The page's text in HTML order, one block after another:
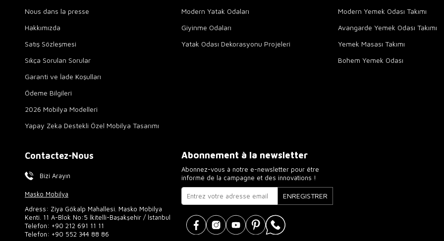
Nous dans la presse
Hakkımızda
Satış Sözleşmesi
Sıkça Sorulan Sorular
Garanti ve İade Koşulları
Ödeme Bilgileri
2026 Mobilya Modelleri
Yapay Zeka Destekli Özel Mobilya Tasarımı
Modern Yatak Odaları
Giyinme Odaları
Yatak Odası Dekorasyonu Projeleri
Modern Yemek Odası Takımı
Avangarde Yemek Odası Takımı
Yemek Masası Takımı
Bohem Yemek Odası
Contactez-Nous
Bizi Arayın
Masko Mobilya
Adress: Ziya Gökalp Mahallesi. Masko Mobilya
Kenti. 11 A-Blok No:5 İkitelli-Başakşehir / İstanbul
Telefon: +90 212 691 11 11
Telefon: +90 552 344 88 86
Abonnement à la newsletter
Abonnez-vous à notre e-newsletter pour être
informé de la campagne et des innovations !
ENREGISTRER